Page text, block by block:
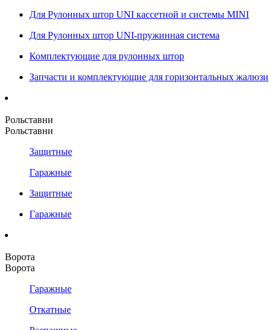
Для Рулонных штор UNI кассетной и системы MINI
Для Рулонных штор UNI-пружинная система
Комплектующие для рулонных штор
Запчасти и комплектующие для горизонтальных жалюзи
Рольставни
Рольставни
Защитные
Гаражные
Защитные
Гаражные
Ворота
Ворота
Гаражные
Откатные